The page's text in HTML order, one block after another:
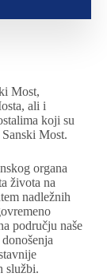
Most,
ali i
koji su
Most.
organa
života na
nadležnih
području naše
službi.